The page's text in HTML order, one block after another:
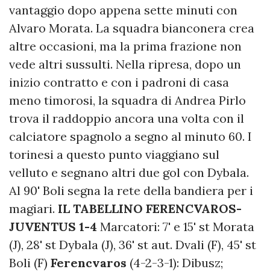
vantaggio dopo appena sette minuti con
Alvaro Morata. La squadra bianconera crea
altre occasioni, ma la prima frazione non
vede altri sussulti. Nella ripresa, dopo un
inizio contratto e con i padroni di casa
meno timorosi, la squadra di Andrea Pirlo
trova il raddoppio ancora una volta con il
calciatore spagnolo a segno al minuto 60. I
torinesi a questo punto viaggiano sul
velluto e segnano altri due gol con Dybala.
Al 90' Boli segna la rete della bandiera per i
magiari. IL TABELLINO FERENCVAROS-
JUVENTUS 1-4 Marcatori: 7' e 15' st Morata
(J), 28' st Dybala (J), 36' st aut. Dvali (F), 45' st
Boli (F) Ferencvaros (4-2-3-1): Dibusz;